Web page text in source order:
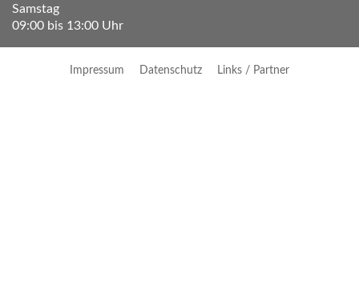
Samstag
09:00 bis 13:00 Uhr
Impressum Datenschutz Links / Partner